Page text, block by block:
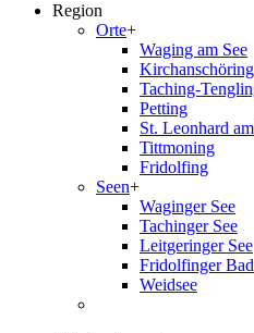
Region
Orte+
Waging am See
Kirchanschöring
Taching-
Petting
St. Leonhard
Tittmoning
Fridolfing
Seen+
Waginger See
Tachinger See
Leitgeringer See
Fridolfinger
Weidsee